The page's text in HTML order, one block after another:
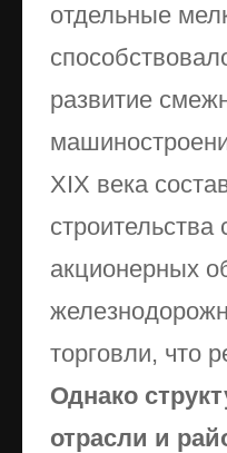
отдельные
развитие
XIX века
акционерных
торговли, что
Однако
отрасли и